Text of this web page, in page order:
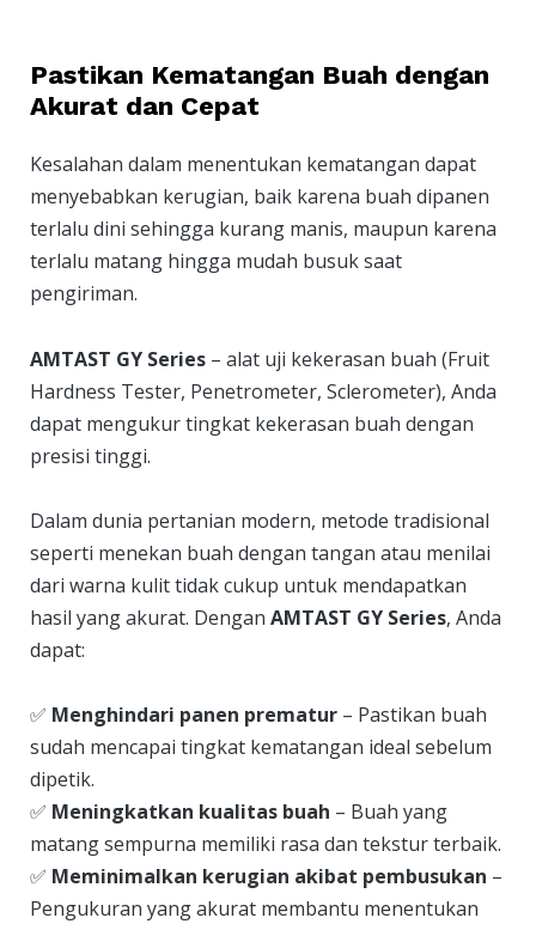
Pastikan Kematangan Buah dengan
Akurat dan Cepat
Kesalahan dalam menentukan kematangan dapat
menyebabkan kerugian, baik karena buah dipanen
terlalu dini sehingga kurang manis, maupun karena
terlalu matang hingga mudah busuk saat
pengiriman.
AMTAST GY Series – alat uji kekerasan buah (Fruit
Hardness Tester, Penetrometer, Sclerometer), Anda
dapat mengukur tingkat kekerasan buah dengan
presisi tinggi.
Dalam dunia pertanian modern, metode tradisional
seperti menekan buah dengan tangan atau menilai
dari warna kulit tidak cukup untuk mendapatkan
hasil yang akurat. Dengan AMTAST GY Series, Anda
dapat:
✅ Menghindari panen prematur – Pastikan buah
sudah mencapai tingkat kematangan ideal sebelum
dipetik.
✅ Meningkatkan kualitas buah – Buah yang
matang sempurna memiliki rasa dan tekstur terbaik.
✅ Meminimalkan kerugian akibat pembusukan –
Pengukuran yang akurat membantu menentukan